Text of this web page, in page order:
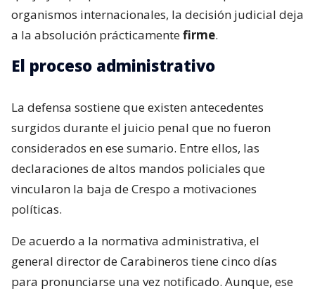
organismos internacionales, la decisión judicial deja
a la absolución prácticamentefirme.
El proceso administrativo
La defensa sostiene que existen antecedentes
surgidos durante el juicio penal que no fueron
considerados en ese sumario. Entre ellos, las
declaraciones de altos mandos policiales que
vincularon la baja de Crespo a motivaciones
políticas.
De acuerdo a la normativa administrativa, el
general director de Carabineros tiene cinco días
para pronunciarse una vez notificado. Aunque, ese